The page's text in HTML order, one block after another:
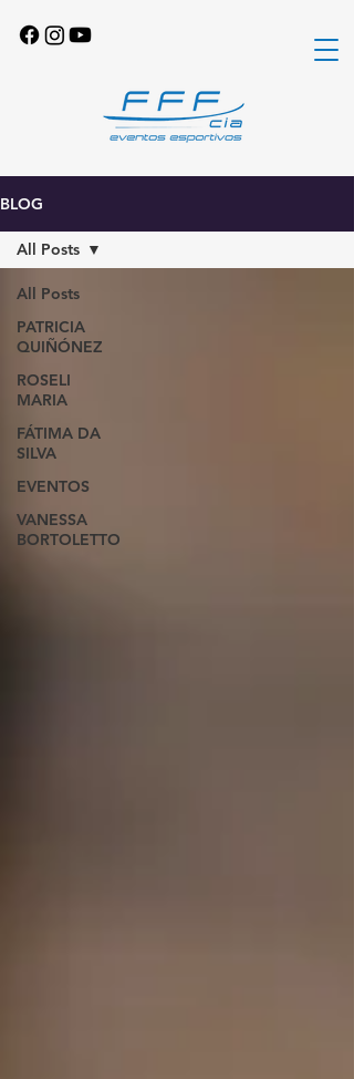
BLOG
All Posts
PATRICIA
QUIÑÓNEZ
ROSELI
MARIA
FÁTIMA DA
SILVA
EVENTOS
VANESSA
BORTOLETTO
All Posts